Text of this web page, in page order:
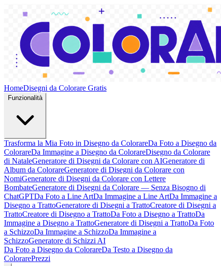
HomeDisegni da Colorare Gratis
Funzionalità
Trasforma la Mia Foto in Disegno da ColorareDa Foto a Disegno da
ColorareDa Immagine a Disegno da ColorareDisegno da Colorare
di NataleGeneratore di Disegni da Colorare con AIGeneratore di
Album da ColorareGeneratore di Disegni da Colorare con
NomiGeneratore di Disegni da Colorare con Lettere
BombateGeneratore di Disegni da Colorare — Senza Bisogno di
ChatGPTDa Foto a Line ArtDa Immagine a Line ArtDa Immagine a
Disegno a TrattoGeneratore di Disegni a TrattoCreatore di Disegni a
TrattoCreatore di Disegno a TrattoDa Foto a Disegno a TrattoDa
Immagine a Disegno a TrattoGeneratore di Disegni a TrattoDa Foto
a SchizzoDa Immagine a SchizzoDa Immagine a
SchizzoGeneratore di Schizzi AI
Da Foto a Disegno da ColorareDa Testo a Disegno da
ColorarePrezzi